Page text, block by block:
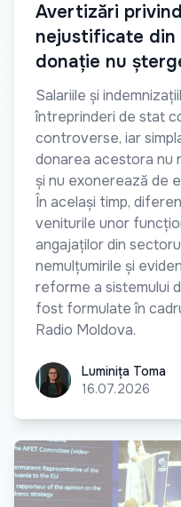
Avertizări
nejustificate din
donație nu
Salariile și
întreprinderi de stat
controverse, iar
donarea acestora nu
și nu exonerează de
În același timp,
veniturile unor
angajaților din
nemulțumirile și
reforme a sistemului
fost formulate în
Radio Moldova.
Luminița Toma
Luminița Toma
16.07.2026